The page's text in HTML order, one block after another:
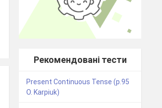
Рекомендовані тести
Present Continuous Tense (p.95
O. Karpiuk)